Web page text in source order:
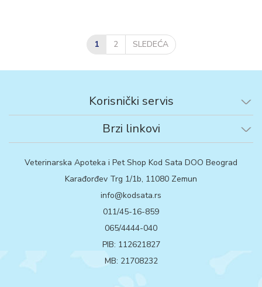
1 2 SLEDEĆA
Korisnički servis
Brzi linkovi
Veterinarska Apoteka i Pet Shop Kod Sata DOO Beograd
Karađorđev Trg 1/1b, 11080 Zemun
info@kodsata.rs
011/45-16-859
065/4444-040
PIB: 112621827
MB: 21708232